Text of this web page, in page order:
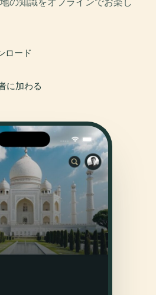
ロード
に加わる